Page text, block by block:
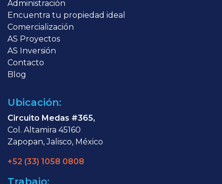
Administración
Encuentra tu propiedad ideal
Comercialización
AS Proyectos
AS Inversión
Contacto
Blog
Ubicación:
Circuito Medas #365,
Col. Altamira 45160
Zapopan, Jalisco, México
+52 (33) 1058 0808
Trabajo: